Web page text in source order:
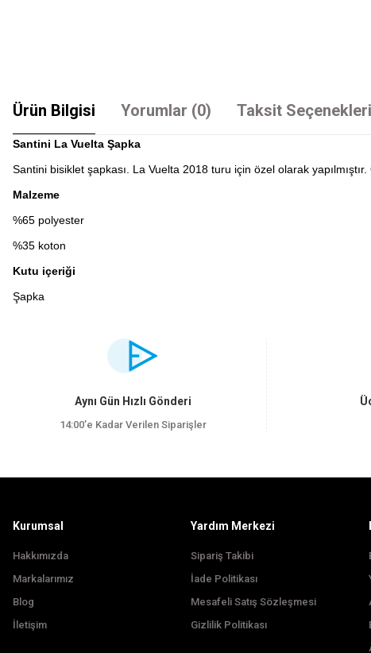
Ürün Bilgisi Yorumlar (0) Taksit Seçenekleri
Santini La Vuelta Şapka
Santini bisiklet şapkası. La Vuelta 2018 turu için özel olarak
Malzeme
%65 polyester
%35 koton
Kutu içeriği
Şapka
Görüş ve önerileriniz için teşekkür ederiz.
Ürün açıklamasında eksik bilgiler bulunuyor.
Ürün bilgilerinde hatalar bulunuyor.
Aynı Gün Hızlı Gönderi
14:00’e Kadar Verilen Siparişler
Kurumsal
Hakkımızda
Markalarımız
Blog
İletişim
Yardım Merkezi
Sipariş Takibi
İade Politikası
Mesafeli Satış Sözleşmesi
Gizlilik Politikası